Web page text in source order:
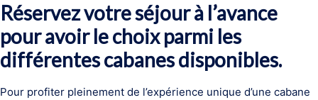
Réservez votre séjour à l’avance
pour avoir le choix parmi les
différentes cabanes disponibles.
Pour profiter pleinement de l’expérience unique d’une cabane